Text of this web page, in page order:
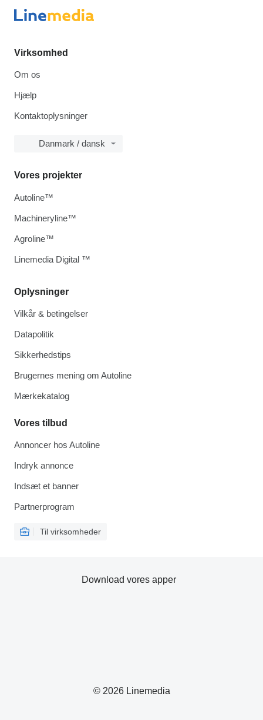
Virksomhed
Om os
Hjælp
Kontaktoplysninger
Danmark / dansk
Oplysninger
Vilkår & betingelser
Datapolitik
Sikkerhedstips
Brugernes mening om Autoline
Mærkekatalog
Vores tilbud
Annoncer hos Autoline
Indryk annonce
Indsæt et banner
Partnerprogram
Til virksomheder
Vores projekter
Autoline™
Machineryline™
Agroline™
Linemedia Digital ™
© 2026 Linemedia
Download vores apper